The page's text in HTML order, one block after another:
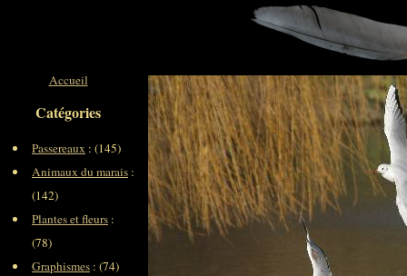
Accueil
Catégories
Passereaux : (145)
Animaux du marais :
(142)
Plantes et fleurs :
(78)
Graphismes : (74)